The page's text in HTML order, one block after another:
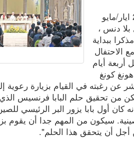
خلال القداس الذي تم الاحتفال به في 22 ايار/مايو
بلا دنس ،
ببداية
الاحتفال
أربعة أيام
كونغ
عن رغبته في القيام بزيارة رعوية
من تحقيق حلم البابا فرنسيس
كان أول بابا يزور البر الرئيسي
سيكون من المهم جدا أن يقوم
أجل أن يتحقق هذا الحلم".